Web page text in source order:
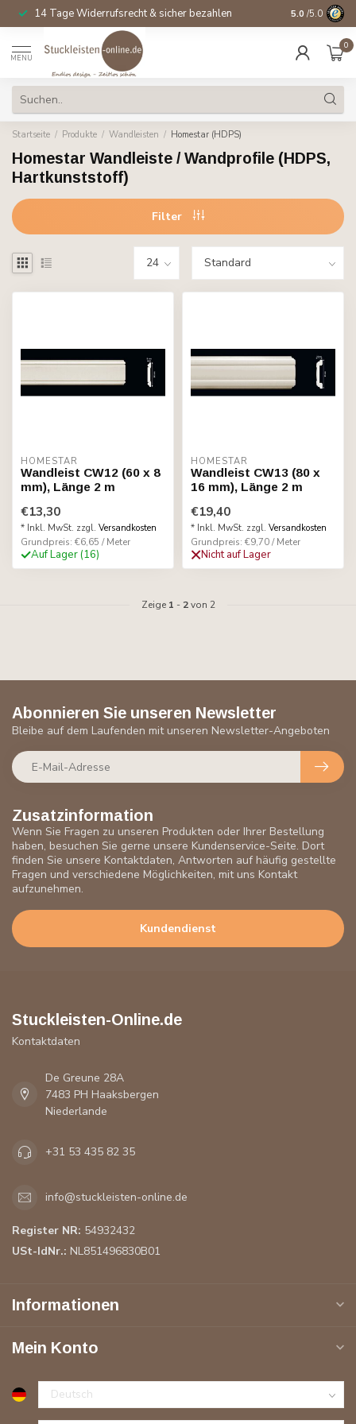
14 Tage Widerrufsrecht & sicher bezahlen 5.0 /5.0
MENU
0
Startseite / Produkte / Wandleisten / Homestar (HDPS)
Homestar Wandleiste / Wandprofile (HDPS,
Hartkunststoff)
Filter
HOMESTAR
Wandleist CW12 (60 x 8
mm), Länge 2 m
€13,30
* Inkl. MwSt. zzgl. Versandkosten
Grundpreis: €6,65 / Meter
Auf Lager (16)
HOMESTAR
Wandleist CW13 (80 x
16 mm), Länge 2 m
€19,40
* Inkl. MwSt. zzgl. Versandkosten
Grundpreis: €9,70 / Meter
Nicht auf Lager
Zeige 1 - 2von 2
Zusatzinformation
Wenn Sie Fragen zu unseren Produkten oder Ihrer Bestellung
haben, besuchen Sie gerne unsere Kundenservice-Seite. Dort
finden Sie unsere Kontaktdaten, Antworten auf häufig gestellte
Fragen und verschiedene Möglichkeiten, mit uns Kontakt
aufzunehmen.
Kundendienst
Abonnieren Sie unseren Newsletter
Bleibe auf dem Laufenden mit unseren Newsletter-Angeboten
Stuckleisten-Online.de
Kontaktdaten
De Greune 28A
7483 PH Haaksbergen
Niederlande
+31 53 435 82 35
info@stuckleisten-online.de
Register NR: 54932432
USt-IdNr.: NL851496830B01
Informationen
Mein Konto